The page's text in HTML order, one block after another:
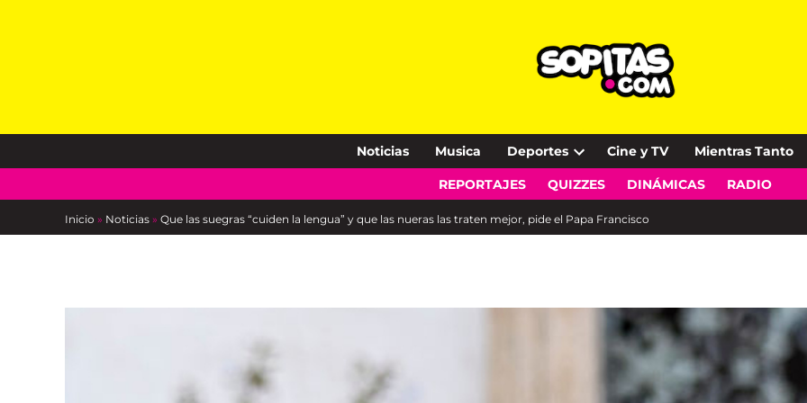
Noticias Musica Deportes
Open
dropdown
Cine y TV Mientras Tanto
REPORTAJES QUIZZES DINÁMICAS RADIO
Inicio » Noticias » Que las suegras “cuiden la lengua” y que las nueras las traten mejor, pide el Papa Francisco